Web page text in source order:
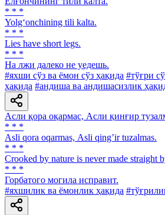
* * *
Yolg‘onchining tili kalta.
* * *
Lies have short legs.
* * *
На лжи далеко не уедешь.
#яхши сўз ва ёмон сўз ҳақида #тўғри
ҳақида #андиша ва андишасизлик
Асли қора оқармас, Асли қинғир
* * *
Аsli qora oqarmas, Аsli qingʼir tuzalmas.
* * *
Crooked by nature is never made straight
* * *
Горбатого могила исправит.
#яхшилик ва ёмонлик ҳақида